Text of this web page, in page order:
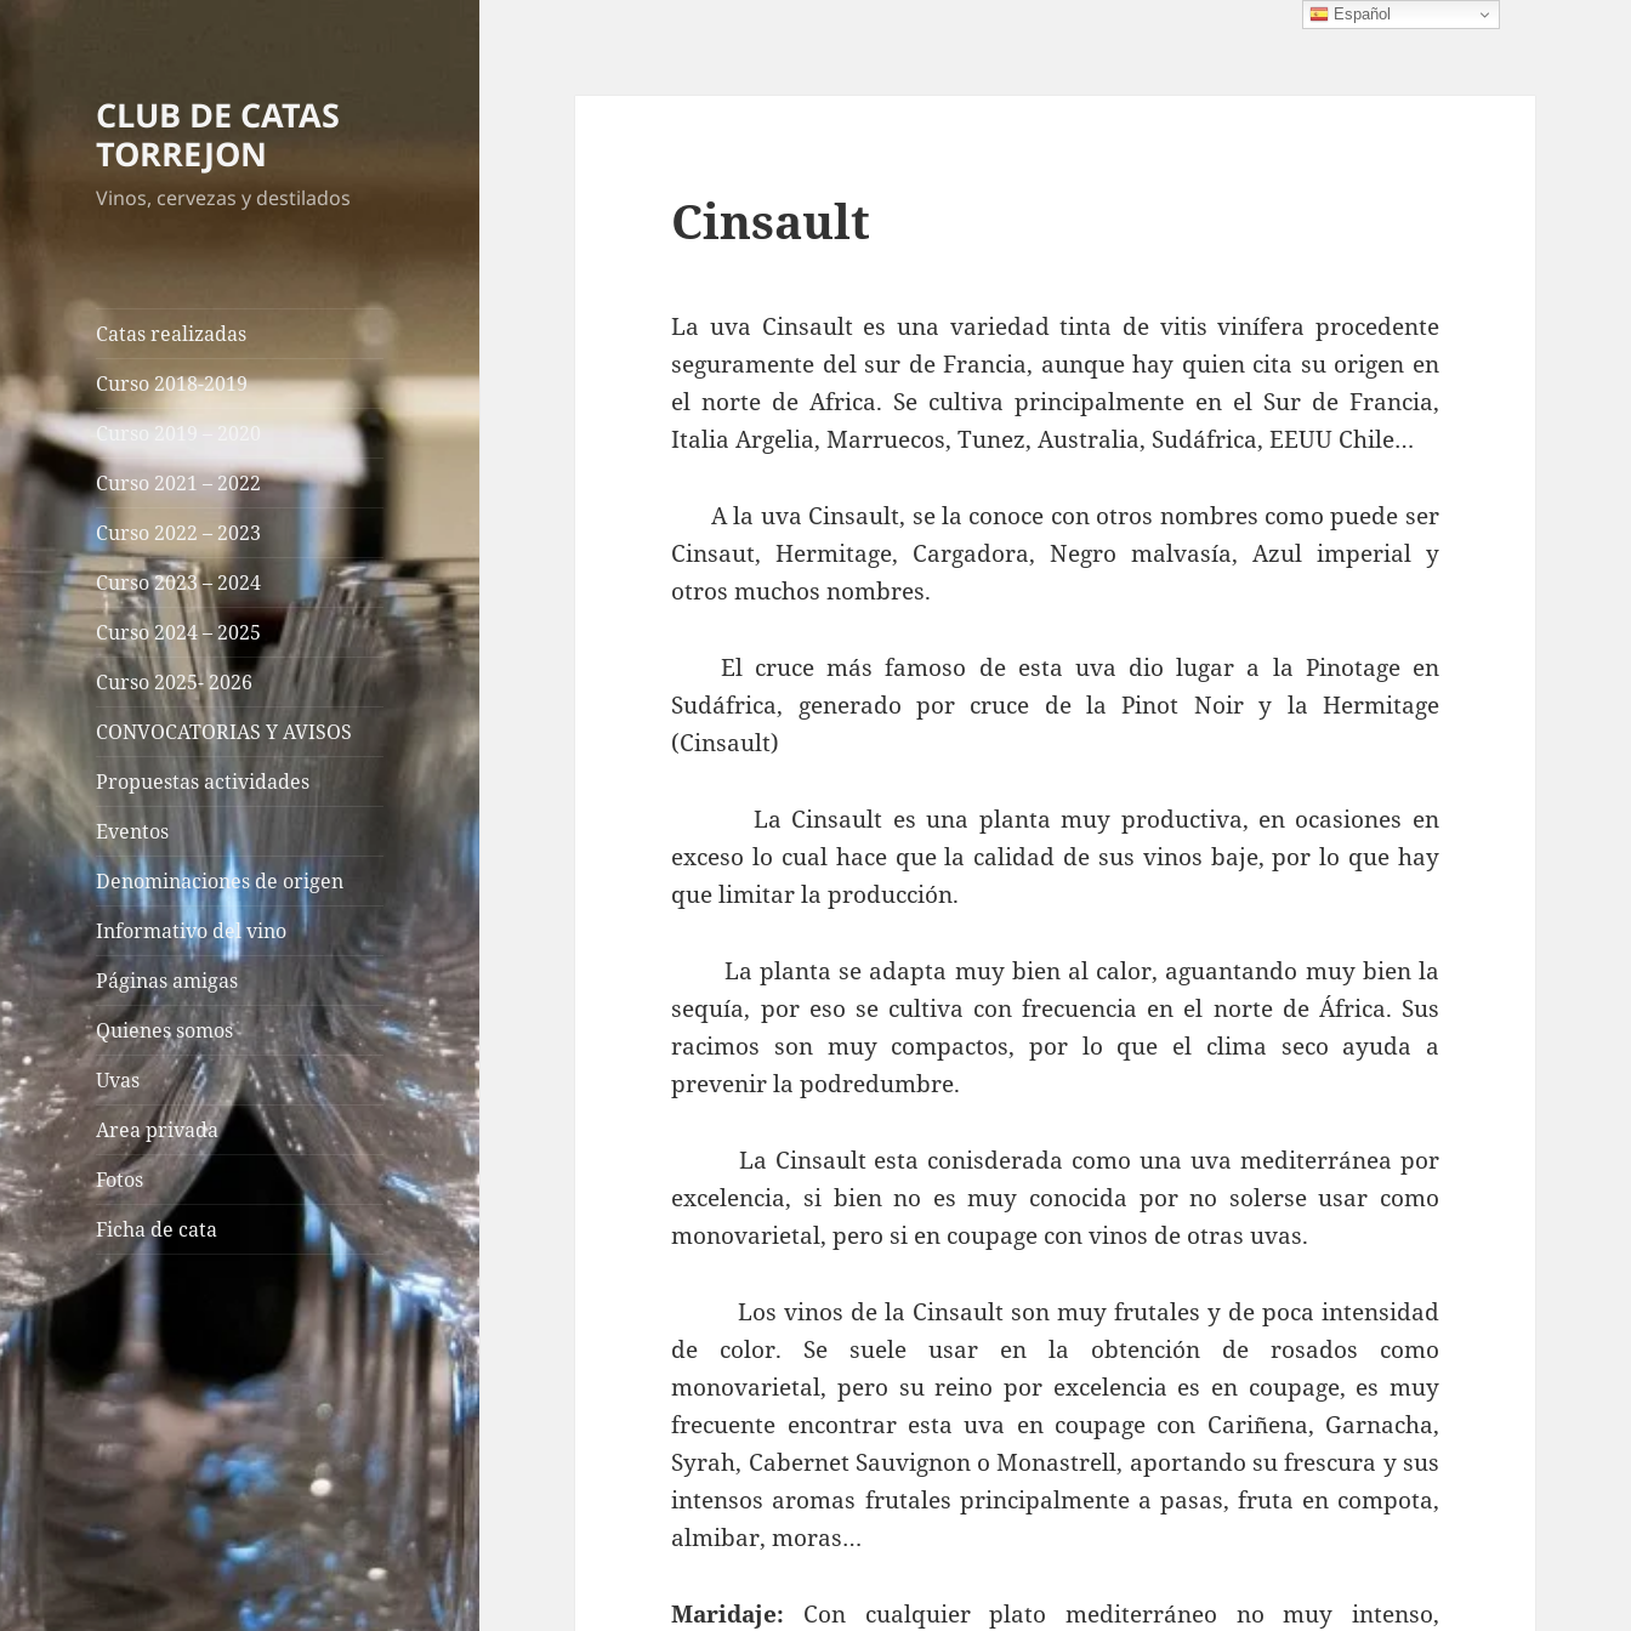
CLUB DE CATAS
TORREJON
Vinos, cervezas y destilados
Catas realizadas
Curso 2018-2019
Curso 2019 – 2020
Curso 2021 – 2022
Curso 2022 – 2023
Curso 2023 – 2024
Curso 2024 – 2025
Curso 2025- 2026
CONVOCATORIAS Y AVISOS
Propuestas actividades
Eventos
Denominaciones de origen
Informativo del vino
Páginas amigas
Quienes somos
Uvas
Area privada
Fotos
Ficha de cata
Cinsault
La uva Cinsault es una variedad tinta de vitis vinífera procedente
seguramente del sur de Francia, aunque hay quien cita su origen en
el norte de Africa. Se cultiva principalmente en el Sur de Francia,
Italia Argelia, Marruecos, Tunez, Australia, Sudáfrica, EEUU Chile…
A la uva Cinsault, se la conoce con otros nombres como puede ser
Cinsaut, Hermitage, Cargadora, Negro malvasía, Azul imperial y
otros muchos nombres.
El cruce más famoso de esta uva dio lugar a la Pinotage en
Sudáfrica, generado por cruce de la Pinot Noir y la Hermitage
(Cinsault)
La Cinsault es una planta muy productiva, en ocasiones en
exceso lo cual hace que la calidad de sus vinos baje, por lo que hay
que limitar la producción.
La planta se adapta muy bien al calor, aguantando muy bien la
sequía, por eso se cultiva con frecuencia en el norte de África. Sus
racimos son muy compactos, por lo que el clima seco ayuda a
prevenir la podredumbre.
La Cinsault esta conisderada como una uva mediterránea por
excelencia, si bien no es muy conocida por no solerse usar como
monovarietal, pero si en coupage con vinos de otras uvas.
Los vinos de la Cinsault son muy frutales y de poca intensidad
de color. Se suele usar en la obtención de rosados como
monovarietal, pero su reino por excelencia es en coupage, es muy
frecuente encontrar esta uva en coupage con Cariñena, Garnacha,
Syrah, Cabernet Sauvignon o Monastrell, aportando su frescura y sus
intensos aromas frutales principalmente a pasas, fruta en compota,
almibar, moras…
Maridaje: Con cualquier plato mediterráneo no muy intenso,
Español